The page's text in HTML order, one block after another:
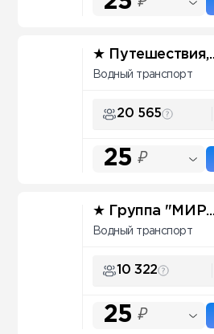
★
Водный транспорт
20 565
25 ₽
★ Группа
Водный транспорт
10 322
25 ₽